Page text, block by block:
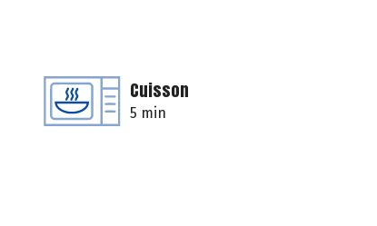
Cuisson
5 min